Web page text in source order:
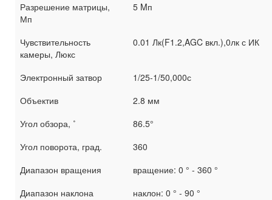
Разрешение матрицы,
Мп
5 Mп
Чувствительность
камеры, Люкс
0.01 Лк(F1.2,AGC вкл.),0лк с ИК
Электронный затвор
1/25-1/50,000с
Объектив
2.8 мм
Угол обзора, ˚
86.5°
Угол поворота, град.
360
Диапазон вращения
вращение: 0 ° - 360 °
Диапазон наклона
наклон: 0 ° - 90 °